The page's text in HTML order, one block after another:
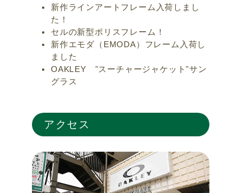
新作ラインアートフレーム入荷しまし
た！
セルの新型ポリスフレーム！
新作エモダ（EMODA）フレーム入荷し
ました
OAKLEY ”スーチャージャケット”サン
グラス
アクセス